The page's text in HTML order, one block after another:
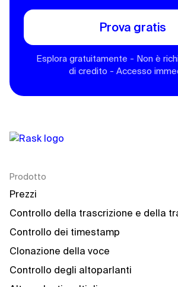
Prova gratis
Esplora gratuitamente - Non è
di credito - Accesso
Prodotto
Prezzi
Controllo della trascrizione e della
Controllo dei timestamp
Clonazione della voce
Controllo degli altoparlanti